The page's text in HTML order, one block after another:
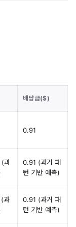
배당금($)
0.91
(과
0.91 (과거 패
턴 기반 예측)
과
0.91 (과거 패
턴 기반 예측)